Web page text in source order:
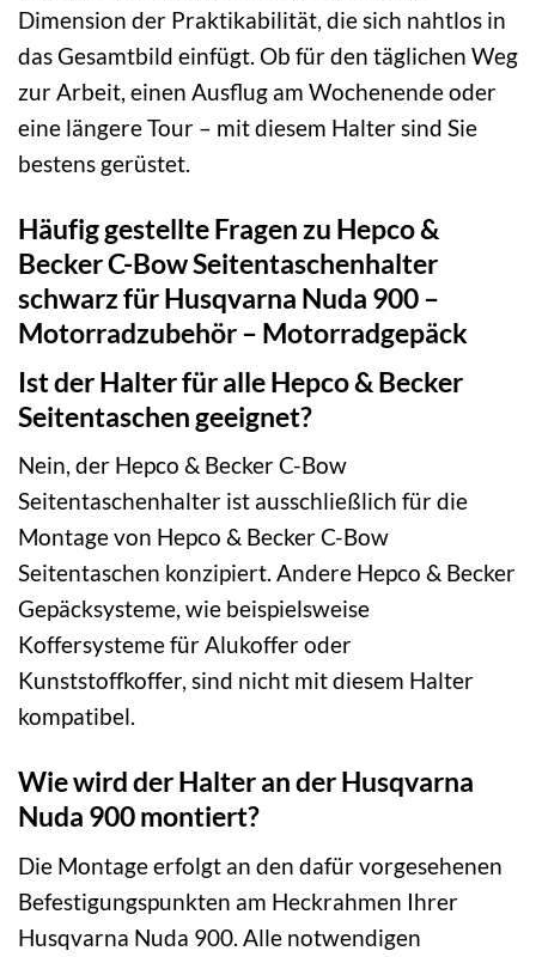
Dimension der Praktikabilität, die sich nahtlos in
das Gesamtbild einfügt. Ob für den täglichen Weg
zur Arbeit, einen Ausflug am Wochenende oder
eine längere Tour – mit diesem Halter sind Sie
bestens gerüstet.
Häufig gestellte Fragen zu Hepco &
Becker C-Bow Seitentaschenhalter
schwarz für Husqvarna Nuda 900 –
Motorradzubehör – Motorradgepäck
Ist der Halter für alle Hepco & Becker
Seitentaschen geeignet?
Nein, der Hepco & Becker C-Bow
Seitentaschenhalter ist ausschließlich für die
Montage von Hepco & Becker C-Bow
Seitentaschen konzipiert. Andere Hepco & Becker
Gepäcksysteme, wie beispielsweise
Koffersysteme für Alukoffer oder
Kunststoffkoffer, sind nicht mit diesem Halter
kompatibel.
Wie wird der Halter an der Husqvarna
Nuda 900 montiert?
Die Montage erfolgt an den dafür vorgesehenen
Befestigungspunkten am Heckrahmen Ihrer
Husqvarna Nuda 900. Alle notwendigen